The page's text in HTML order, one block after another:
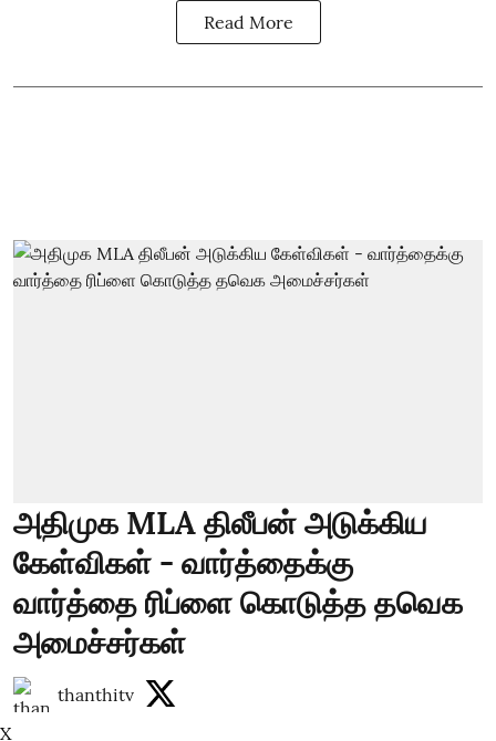
Read More
அதிமுக MLA திலீபன் அடுக்கிய
கேள்விகள் - வார்த்தைக்கு
வார்த்தை ரிப்ளை கொடுத்த தவெக
அமைச்சர்கள்
thanthitv
X